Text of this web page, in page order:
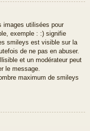
images utilisées pour
exemple : :) signifie
smileys est visible sur la
de ne pas en abuser.
et un modérateur peut
le message.
maximum de smileys